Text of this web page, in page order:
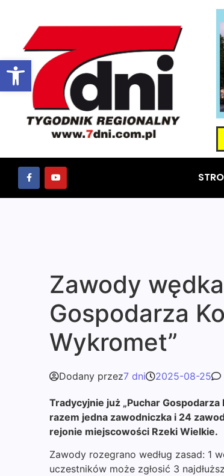
Otwórz pasek narzędzi
Zawody
Gospodarza
Wykromet”
Dodany przez7 dni 2025-08-25
Tradycyjnie już „Puchar Gospodarza
razem jedna zawodniczka i 24
rejonie miejscowości Rzeki Wielkie.
Zawody rozegrano według zasad: 1
uczestników może zgłosić 3